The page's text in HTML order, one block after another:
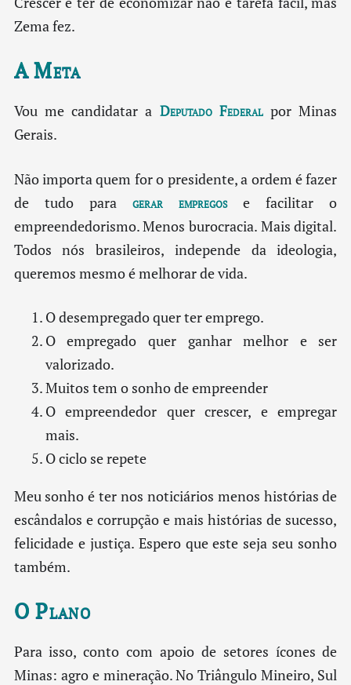
Zema fez.
A Meta
Vou me candidatar a Deputado Federalpor Minas
Gerais.
Não importa quem for o presidente, a ordem é fazer
de tudo para gerar empregose facilitar o
empreendedorismo. Menos burocracia. Mais digital.
Todos nós brasileiros, independe da ideologia,
queremos mesmo é melhorar de vida.
O desempregado quer ter emprego.
O empregado quer ganhar melhor e ser
valorizado.
Muitos tem o sonho de empreender
O empreendedor quer crescer, e empregar
mais.
O ciclo se repete
Meu sonho é ter nos noticiários menos histórias de
escândalos e corrupção e mais histórias de sucesso,
felicidade e justiça. Espero que este seja seu sonho
também.
O Plano
Para isso, conto com apoio de setores ícones de
Minas: agro e mineração. No Triângulo Mineiro, Sul